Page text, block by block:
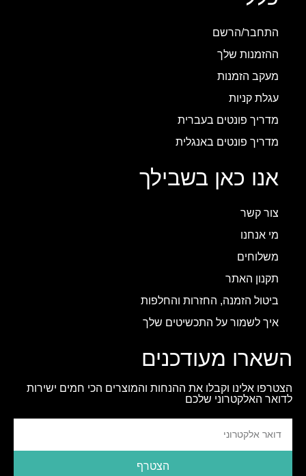
התחבר/הרשם
ההזמנות שלך
מעקב הזמנות
עגלת קניות
מדריך פונטים בעברית
מדריך פונטים באנגלית
אנו כאן בשבילך
צור קשר
מי אנחנו
משלוחים
תקנון האתר
ביטול הזמנה, החזרות והחלפות
איך לשמור על התכשיטים שלך
השארו מעודכנים
הצטרפו אלינו וקבלו את ההנחות והמוצרים הכי חמים ישירות
לדואר האלקטרוני שלכם
הצטרף